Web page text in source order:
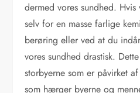
dermed vores sundhed.
selv for en masse farlige
berøring eller ved at du
vores sundhed drastisk.
storbyerne som er påvirket
som hærger byerne og